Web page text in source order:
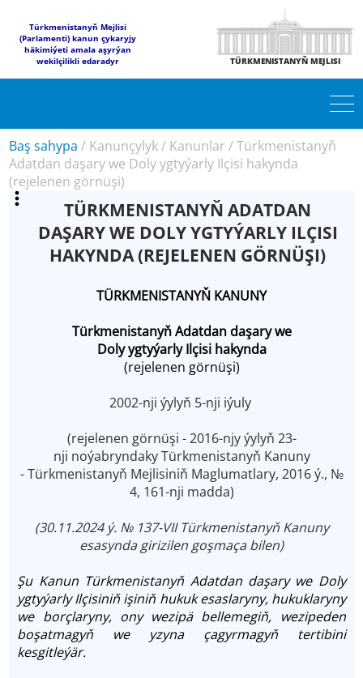
Türkmenistanyň Mejlisi
(Parlamenti) kanun çykaryjy
häkimiýeti amala aşyrýan
wekilçilikli edaradyr
TÜRKMENISTANYŇ MEJLISI
Baş sahypa / Kanunçylyk/ Kanunlar /Türkmenistanyň
Adatdan daşary we Doly ygtyýarly Ilçisi hakynda
(rejelenen görnüşi)
TÜRKMENISTANYŇ ADATDAN
DAŞARY WE DOLY YGTYÝARLY ILÇISI
HAKYNDA (REJELENEN GÖRNÜŞI)
TÜRKMENISTANYŇ KANUNY
Türkmenistanyň Adatdan daşary we
Doly ygtyýarly Ilçisi hakynda
(rejelenen görnüşi)
2002-nji ýylyň 5-nji iýuly
(rejelenen görnüşi - 2016-njy ýylyň 23-
nji noýabryndaky Türkmenistanyň Kanuny
- Türkmenistanyň Mejlisiniň Maglumatlary, 2016 ý., №
4, 161-nji madda)
(30.11.2024 ý. № 137-VII Türkmenistanyň Kanuny
esasynda girizilen goşmaça bilen)
Şu Kanun Türkmenistanyň Adatdan daşary we Doly
ygtyýarly Ilçisiniň işiniň hukuk esaslaryny, hukuklaryny
we borçlaryny, ony wezipä bellemegiň, wezipeden
boşatmagyň we yzyna çagyrmagyň tertibini
kesgitleýär.